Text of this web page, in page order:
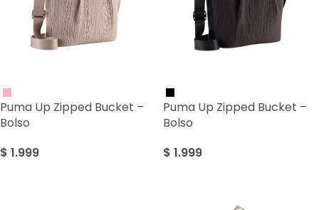
Puma Up Zipped Bucket –
Bolso
$ 1.999
Puma Up Zipped Bucket –
Bolso
$ 1.999